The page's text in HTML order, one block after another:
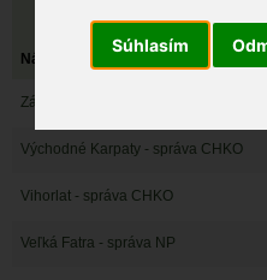
Súhlasím
Názov
Záhorie - správa CHKO
Východné Karpaty - správa CHKO
Vihorlat - správa CHKO
Veľká Fatra - správa NP